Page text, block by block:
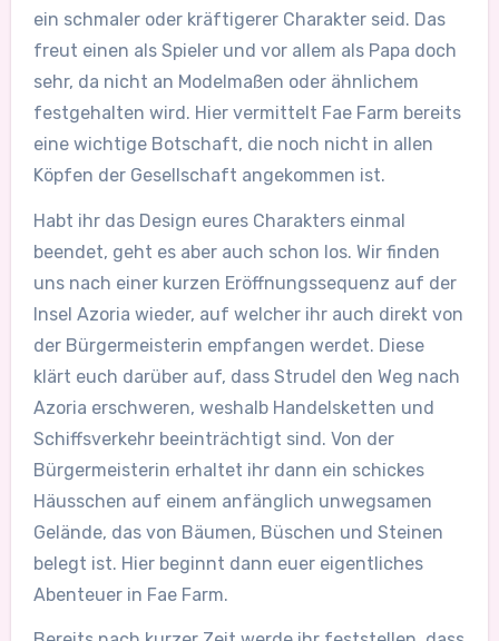
ein schmaler oder kräftigerer Charakter seid. Das
freut einen als Spieler und vor allem als Papa doch
sehr, da nicht an Modelmaßen oder ähnlichem
festgehalten wird. Hier vermittelt Fae Farm bereits
eine wichtige Botschaft, die noch nicht in allen
Köpfen der Gesellschaft angekommen ist.
Habt ihr das Design eures Charakters einmal
beendet, geht es aber auch schon los. Wir finden
uns nach einer kurzen Eröffnungssequenz auf der
Insel Azoria wieder, auf welcher ihr auch direkt von
der Bürgermeisterin empfangen werdet. Diese
klärt euch darüber auf, dass Strudel den Weg nach
Azoria erschweren, weshalb Handelsketten und
Schiffsverkehr beeinträchtigt sind. Von der
Bürgermeisterin erhaltet ihr dann ein schickes
Häusschen auf einem anfänglich unwegsamen
Gelände, das von Bäumen, Büschen und Steinen
belegt ist. Hier beginnt dann euer eigentliches
Abenteuer in Fae Farm.